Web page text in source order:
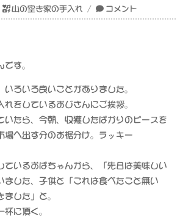
カ
テ
ー
山の空き家の手入れ
7
月
コメント
です。
ろいろ良いことがありました。
をしているおじさんにご挨拶。
いたら、今朝、収獲したばかりのピースを
場へ出す分のお裾分け。ラッキー
ているおばちゃんから、「先日は美味しい
ました、子供と「これは食べたこと無い
した」と。
に頂く。